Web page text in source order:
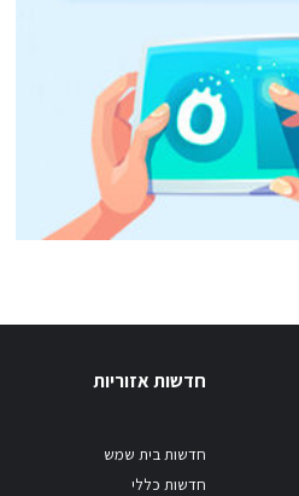
חדשות אזוריות
חדשות בית שמש
חדשות כללי